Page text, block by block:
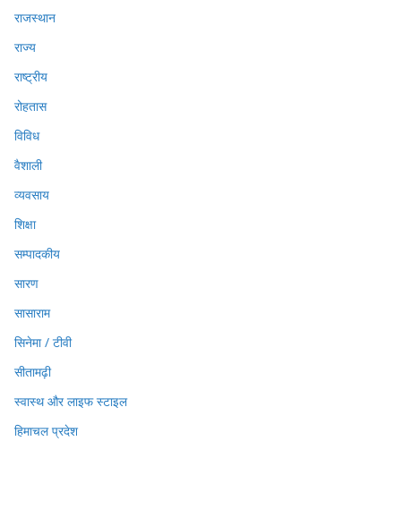
राजस्थान
राज्य
राष्ट्रीय
रोहतास
विविध
वैशाली
व्यवसाय
शिक्षा
सम्पादकीय
सारण
सासाराम
सिनेमा / टीवी
सीतामढ़ी
स्वास्थ और लाइफ स्टाइल
हिमाचल प्रदेश